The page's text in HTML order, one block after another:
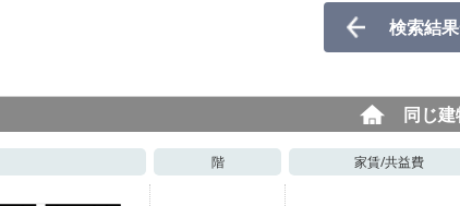
検索結
同じ
階 家賃/共益費